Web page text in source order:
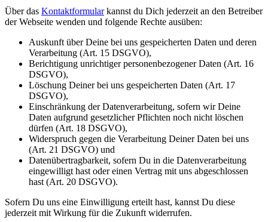
Über das Kontaktformularkannst du Dich jederzeit an den Betreiber
der Webseite wenden und folgende Rechte ausüben:
Auskunft über Deine bei uns gespeicherten Daten und deren
Verarbeitung (Art. 15 DSGVO),
Berichtigung unrichtiger personenbezogener Daten (Art. 16
DSGVO),
Löschung Deiner bei uns gespeicherten Daten (Art. 17
DSGVO),
Einschränkung der Datenverarbeitung, sofern wir Deine
Daten aufgrund gesetzlicher Pflichten noch nicht löschen
dürfen (Art. 18 DSGVO),
Widerspruch gegen die Verarbeitung Deiner Daten bei uns
(Art. 21 DSGVO) und
Datenübertragbarkeit, sofern Du in die Datenverarbeitung
eingewilligt hast oder einen Vertrag mit uns abgeschlossen
hast (Art. 20 DSGVO).
Sofern Du uns eine Einwilligung erteilt hast, kannst Du diese
jederzeit mit Wirkung für die Zukunft widerrufen.